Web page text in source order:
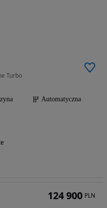
Turbo
Automatyczna
124 900 PLN